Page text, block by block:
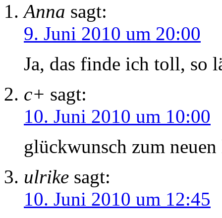
Anna sagt:
9. Juni 2010 um 20:00
Ja, das finde ich toll, so
c+ sagt:
10. Juni 2010 um 10:00
glückwunsch zum
ulrike sagt:
10. Juni 2010 um 12:45